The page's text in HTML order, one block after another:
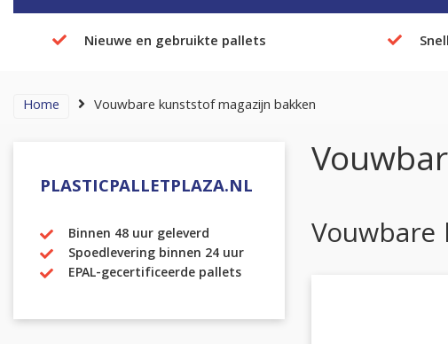
Nieuwe en gebruikte pallets
Home Vouwbare kunststof magazijn bakken
PLASTICPALLETPLAZA.NL
Binnen 48 uur geleverd
Spoedlevering binnen 24 uur
EPAL-gecertificeerde pallets